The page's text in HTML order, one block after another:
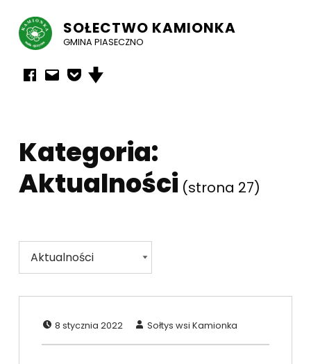
SOŁECTWO KAMIONKA
GMINA PIASECZNO
Facebook
E-mailPowiadomienia mailowe
Przewiń w dół strony
Kategoria:
Aktualności (strona 27)
Kategorie
Kategorie
8 stycznia 2022
Napisał:
Sołtys wsi Kamionka